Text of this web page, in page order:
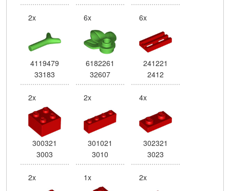
2x
4119479
33183
6x
6182261
32607
6x
241221
2412
2x
300321
3003
2x
301021
3010
4x
302321
3023
2x 1x 2x